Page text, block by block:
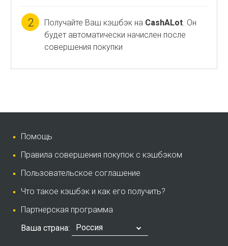
2 Получайте Ваш кэшбэк на CashALot. Он
будет автоматически начислен после
совершения покупки
Помощь
Правила совершения покупок с кэшбэком
Пользовательское соглашение
Что такое кэшбэк и как его получить?
Партнерская программа
Ваша страна:
Россия